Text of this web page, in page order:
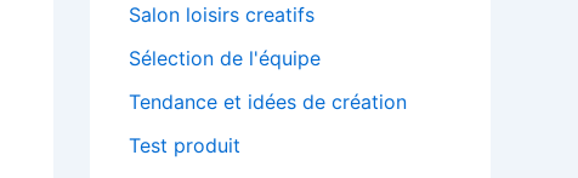
Salon loisirs creatifs
Sélection de l'équipe
Tendance et idées de création
Test produit